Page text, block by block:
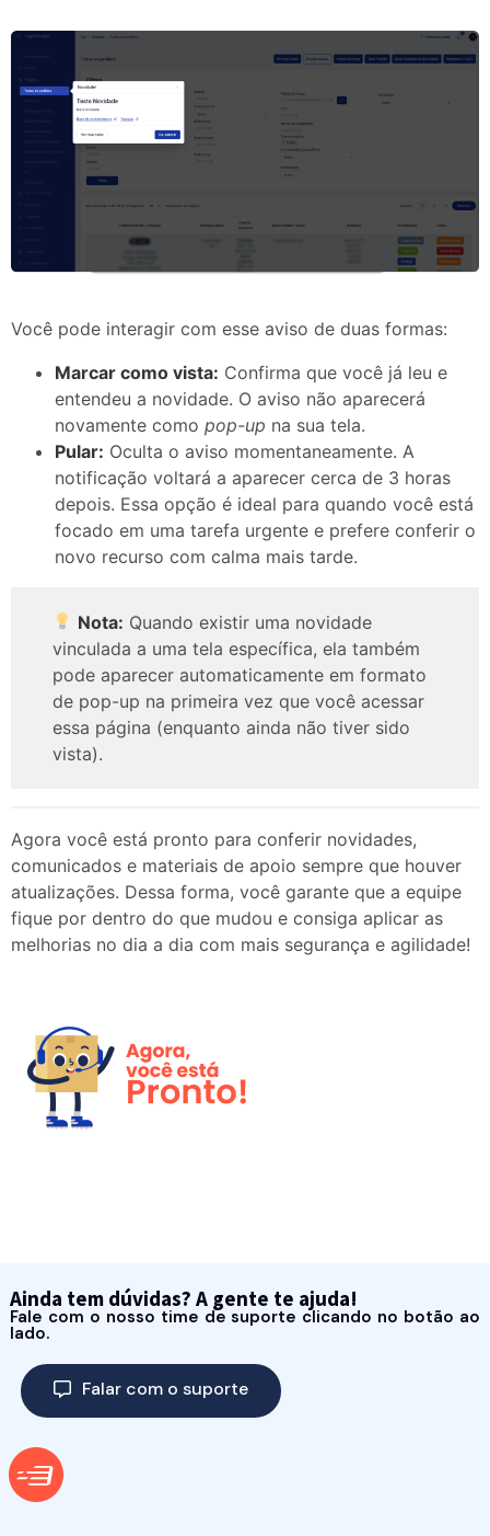
Você pode interagir com esse aviso de duas formas:​
Marcar como vista: Confirma que você já leu e
entendeu a novidade. O aviso não aparecerá
novamente como pop-up na sua tela.​
Pular: Oculta o aviso momentaneamente. A
notificação voltará a aparecer cerca de 3 horas
depois. Essa opção é ideal para quando você está
focado em uma tarefa urgente e prefere conferir o
novo recurso com calma mais tarde.​
Nota: Quando existir uma novidade
vinculada a uma tela específica, ela também
pode aparecer automaticamente em formato
de pop-up na primeira vez que você acessar
essa página (enquanto ainda não tiver sido
vista).
Agora você está pronto para conferir novidades,
comunicados e materiais de apoio sempre que houver
atualizações. Dessa forma, você garante que a equipe
fique por dentro do que mudou e consiga aplicar as
melhorias no dia a dia com mais segurança e agilidade!
Ainda tem dúvidas? A gente te ajuda!
Fale com o nosso time de suporte clicando no botão ao
lado.
Falar com o suporte